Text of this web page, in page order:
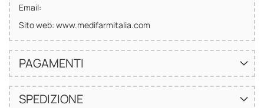
Email:
Sito web: www.medifarmitalia.com
PAGAMENTI
SPEDIZIONE